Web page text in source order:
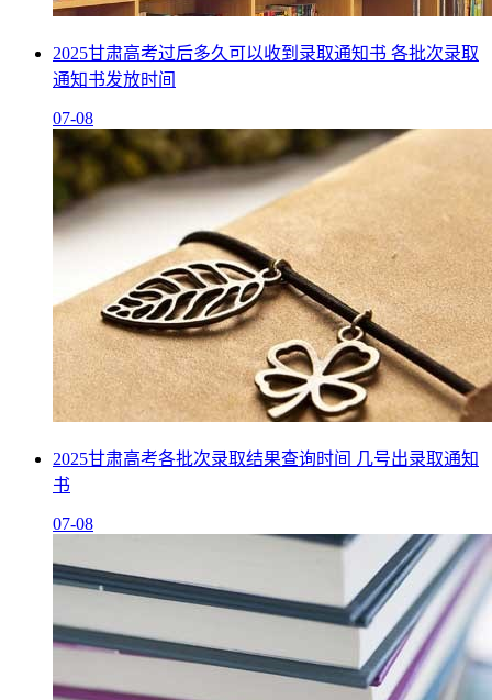
2025甘肃高考过后多久可以收到录取通知书 各批次录取
通知书发放时间
07-08
2025甘肃高考各批次录取结果查询时间 几号出录取通知
书
07-08